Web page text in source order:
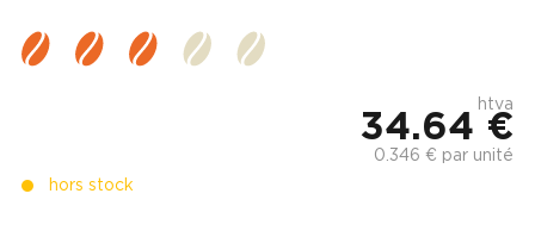
htva
34.64 €
0.346 € par unité
hors stock